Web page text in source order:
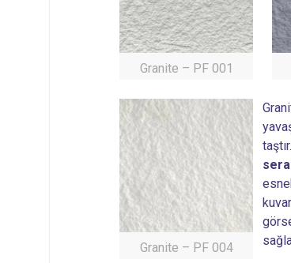
Granite – PF 001
Granite – PF 004